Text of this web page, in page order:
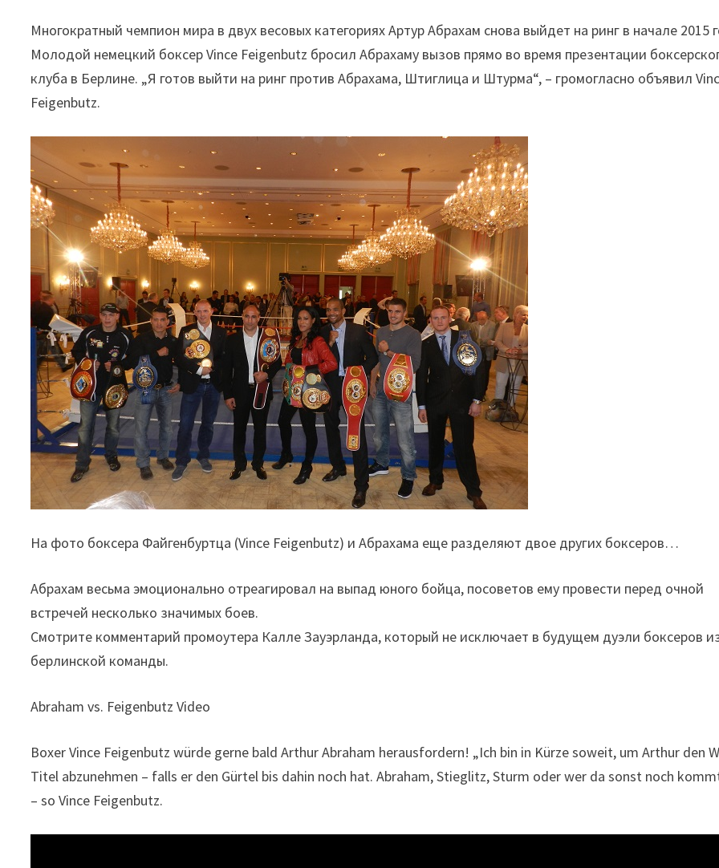
Многократный чемпион мира в двух весовых категориях Артур Абрахам снова выйдет на ринг в начале 2015
Молодой немецкий боксер Vince Feigenbutz бросил Абрахаму вызов прямо во время презентации
клуба в Берлине. „Я готов выйти на ринг против Абрахама, Штиглица и Штурма“, – громогласно объявил
Feigenbutz.
На фото боксера Файгенбуртца (Vince Feigenbutz) и Абрахама еще разделяют двое других боксеров…
Абрахам весьма эмоционально отреагировал на выпад юного бойца, посоветов ему провести перед очной
встречей несколько значимых боев.
Смотрите комментарий промоутера Калле Зауэрланда, который не исключает в будущем дуэли боксеров
берлинской команды.
Abraham vs. Feigenbutz Video
Boxer Vince Feigenbutz würde gerne bald Arthur Abraham herausfordern! „Ich bin in Kürze soweit, um Arthur den
Titel abzunehmen – falls er den Gürtel bis dahin noch hat. Abraham, Stieglitz, Sturm oder wer da sonst noch
– so Vince Feigenbutz.